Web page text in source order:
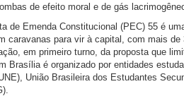
de efeito moral e de gás
de Emenda Constitucional (PEC) 55 é
caravanas para vir à capital, com mais
em primeiro turno, da proposta que
Brasília é organizado por entidades
União Brasileira dos Estudantes